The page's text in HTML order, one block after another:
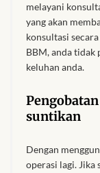
melayani
yang akan
konsultasi
BBM, anda tidak
keluhan anda.
suntikan
Dengan
operasi lagi. Jika